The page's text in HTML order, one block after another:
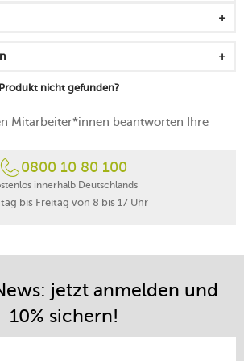
schwer in der Hand und lässt sich gut
Schliff sorgt für ein feines Spiel aus
des Sortiments in der Haus- oder
nicht gefunden?
Mitarbeiter*innen beantworten Ihre
0800 10 80 100
innerhalb Deutschlands
bis Freitag von 8 bis 17 Uhr
jetzt anmelden und
10% sichern!